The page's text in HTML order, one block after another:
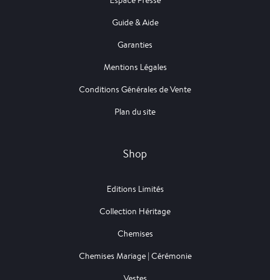
Guide & Aide
Garanties
Mentions Légales
Conditions Générales de Vente
Plan du site
Shop
Editions Limités
Collection Héritage
Chemises
Chemises Mariage | Cérémonie